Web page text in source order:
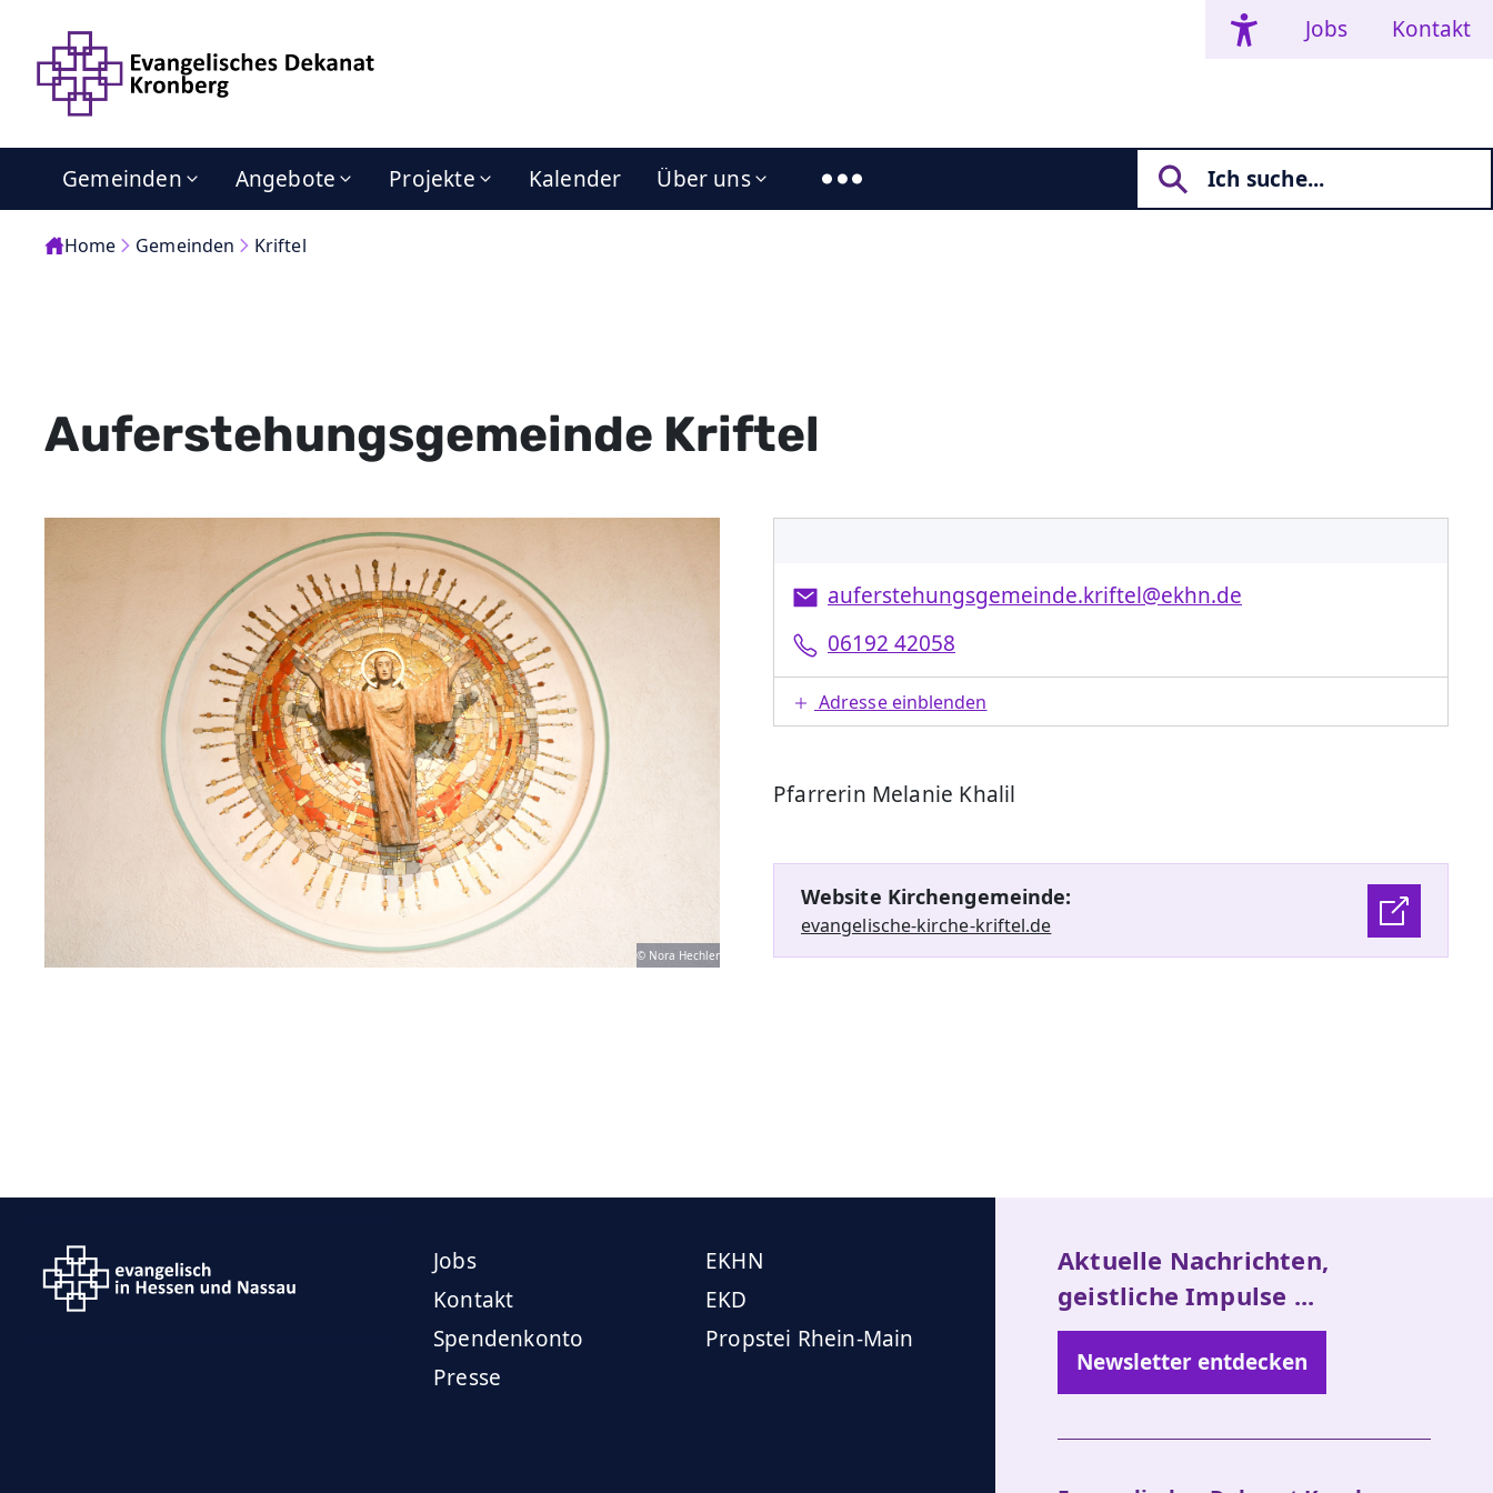
Jobs Kontakt
Gemeinden Angebote Projekte Kalender Über uns
Home Gemeinden Kriftel
Auferstehungsgemeinde Kriftel
© Nora Hechler
auferstehungsgemeinde.kriftel@ekhn.de
06192 42058
Adresse einblenden
Pfarrerin Melanie Khalil
Website Kirchengemeinde:
evangelische-kirche-kriftel.de
Jobs
Kontakt
Spendenkonto
Presse
EKHN
EKD
Propstei Rhein-Main
Aktuelle Nachrichten,
geistliche Impulse ...
Newsletter entdecken